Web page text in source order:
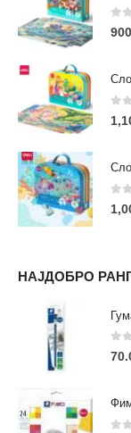
0
0
0
НАЈДОБРО
0
РАБОТНО ВРЕМЕ:
Пон - Саб / 09:00 -
ЛИНКОВИ
Услови за
Големопродажба
Кариера
За нас
Нашите локации
ПОПУЛАРНИ
eurodanvest
markers
rapitografi sketch